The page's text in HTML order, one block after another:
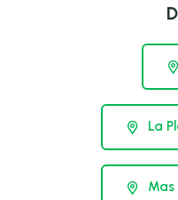
La
Mas